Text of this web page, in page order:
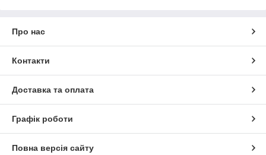
Про нас
Контакти
Доставка та оплата
Графік роботи
Повна версія сайту